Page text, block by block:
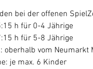
bei der offenen
h für 0-4 Jährige
h für 5-8 Jährige
oberhalb vom Neumarkt
je max. 6 Kinder